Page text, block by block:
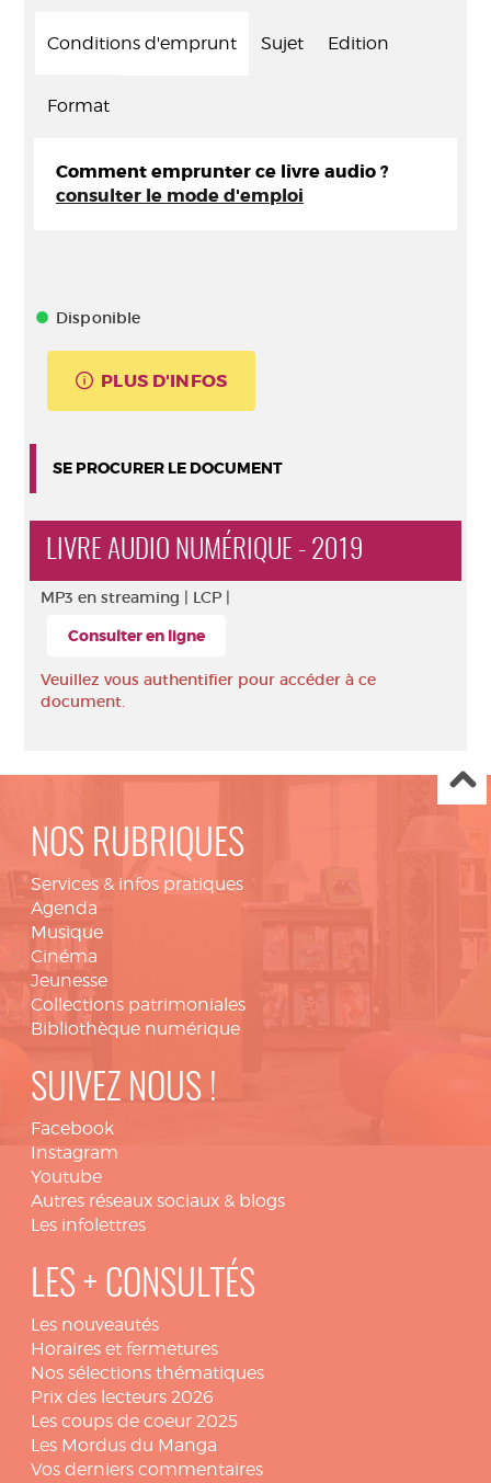
Conditions d'emprunt Sujet Edition
Format
Comment emprunter ce livre audio ?
consulter le mode d'emploi
Disponible
PLUS D'INFOS
SE PROCURER LE DOCUMENT
LIVRE AUDIO NUMÉRIQUE - 2019
MP3 en streaming | LCP |
Consulter en ligne
Veuillez vous authentifier pour accéder à ce
document.
NOS RUBRIQUES
Services & infos pratiques
Agenda
Musique
Cinéma
Jeunesse
Collections patrimoniales
Bibliothèque numérique
SUIVEZ NOUS !
Facebook
Instagram
Youtube
Autres réseaux sociaux & blogs
Les infolettres
LES + CONSULTÉS
Les nouveautés
Horaires et fermetures
Nos sélections thématiques
Prix des lecteurs 2026
Les coups de coeur 2025
Les Mordus du Manga
Vos derniers commentaires